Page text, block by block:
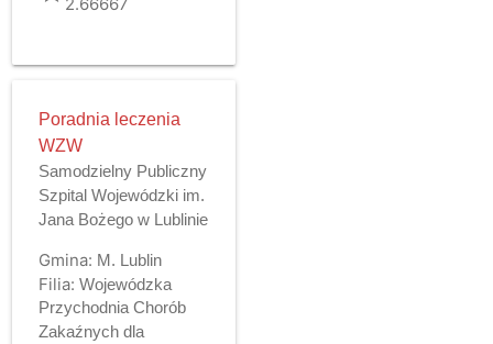
Poradnia leczenia
WZW
Samodzielny Publiczny
Szpital Wojewódzki im.
Jana Bożego w Lublinie
Gmina: M. Lublin
Filia: Wojewódzka
Przychodnia Chorób
Zakaźnych dla